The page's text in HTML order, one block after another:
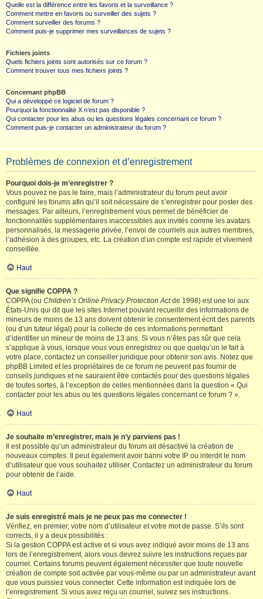
Quelle est la différence entre les favoris et la surveillance ?
Comment mettre en favoris ou surveiller des sujets ?
Comment surveiller des forums ?
Comment puis-je supprimer mes surveillances de sujets ?
Fichiers joints
Quels fichiers joints sont autorisés sur ce forum ?
Comment trouver tous mes fichiers joints ?
Concernant phpBB
Qui a développé ce logiciel de forum ?
Pourquoi la fonctionnalité X n’est pas disponible ?
Qui contacter pour les abus ou les questions légales concernant ce forum ?
Comment puis-je contacter un administrateur du forum ?
Problèmes de connexion et d’enregistrement
Pourquoi dois-je m’enregistrer ?
Vous pouvez ne pas le faire, mais l’administrateur du forum peut avoir
configuré les forums afin qu’il soit nécessaire de s’enregistrer pour poster des
messages. Par ailleurs, l’enregistrement vous permet de bénéficier de
fonctionnalités supplémentaires inaccessibles aux invités comme les avatars
personnalisés, la messagerie privée, l’envoi de courriels aux autres membres,
l’adhésion à des groupes, etc. La création d’un compte est rapide et vivement
conseillée.
Haut
Que signifie COPPA ?
COPPA (ou Children’s Online Privacy Protection Actde 1998) est une loi aux
États-Unis qui dit que les sites Internet pouvant recueillir des informations de
mineurs de moins de 13 ans doivent obtenir le consentement écrit des parents
(ou d’un tuteur légal) pour la collecte de ces informations permettant
d’identifier un mineur de moins de 13 ans. Si vous n’êtes pas sûr que cela
s’applique à vous, lorsque vous vous enregistrez ou que quelqu’un le fait à
votre place, contactez un conseiller juridique pour obtenir son avis. Notez que
phpBB Limited et les propriétaires de ce forum ne peuvent pas fournir de
conseils juridiques et ne sauraient être contactés pour des questions légales
de toutes sortes, à l’exception de celles mentionnées dans la question « Qui
contacter pour les abus ou les questions légales concernant ce forum ? ».
Haut
Je souhaite m’enregistrer, mais je n’y parviens pas !
Il est possible qu’un administrateur du forum ait désactivé la création de
nouveaux comptes. Il peut également avoir banni votre IP ou interdit le nom
d’utilisateur que vous souhaitez utiliser. Contactez un administrateur du forum
pour obtenir de l’aide.
Haut
Je suis enregistré mais je ne peux pas me connecter !
Vérifiez, en premier, votre nom d’utilisateur et votre mot de passe. S’ils sont
corrects, il y a deux possibilités :
Si la gestion COPPA est active et si vous avez indiqué avoir moins de 13 ans
lors de l’enregistrement, alors vous devrez suivre les instructions reçues par
courriel. Certains forums peuvent également nécessiter que toute nouvelle
création de compte soit activée par vous-même ou par un administrateur avant
que vous puissiez vous connecter. Cette information est indiquée lors de
l’enregistrement. Si vous avez reçu un courriel, suivez ses instructions.